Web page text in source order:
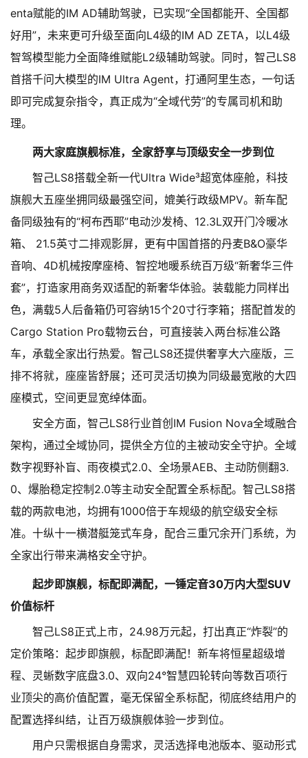
enta赋能的IM AD辅助驾驶，已实现“全国都能开、全国都
好用”，未来更可升级至面向L4级的IM AD ZETA，以L4级
智驾模型能力全面降维赋能L2级辅助驾驶。同时，智己LS8
首搭千问大模型的IM Ultra Agent，打通阿里生态，一句话
即可完成复杂指令，真正成为“全域代劳”的专属司机和助
理。
两大家庭旗舰标准，全家舒享与顶级安全一步到位
智己LS8搭载全新一代Ultra Wide³超宽体座舱，科技
旗舰大五座坐拥同级最强空间，媲美行政级MPV。新车配
备同级独有的“柯布西耶”电动沙发椅、12.3L双开门冷暖冰
箱、 21.5英寸二排观影屏，更有中国首搭的丹麦B&O豪华
音响、4D机械按摩座椅、智控地暖系统百万级“新奢华三件
套”，打造家用商务双适配的新奢华体验。装载能力同样出
色，满载5人后备箱仍可容纳15个20寸行李箱；搭配首发的
Cargo Station Pro载物云台，可直接装入两台标准公路
车，承载全家出行热爱。智己LS8还提供奢享大六座版，三
排不将就，座座皆舒展；还可灵活切换为同级最宽敞的大四
座模式，空间更显宽绰体面。
安全方面，智己LS8行业首创IM Fusion Nova全域融合
架构，通过全域协同，提供全方位的主被动安全守护。全域
数字视野补盲、雨夜模式2.0、全场景AEB、主动防侧翻3.
0、爆胎稳定控制2.0等主动安全配置全系标配。智己LS8搭
载的两款电池，均拥有1000倍于车规级的航空级安全标
准。十纵十一横潜艇笼式车身，配合三重冗余开门系统，为
全家出行带来满格安全守护。
起步即旗舰，标配即满配，一锤定音30万内大型SUV
价值标杆
智己LS8正式上市，24.98万元起，打出真正“炸裂”的
定价策略：起步即旗舰，标配即满配！新车将恒星超级增
程、灵蜥数字底盘3.0、双向24°智慧四轮转向等数百项行
业顶尖的高价值配置，毫无保留全系标配，彻底终结用户的
配置选择纠结，让百万级旗舰体验一步到位。
用户只需根据自身需求，灵活选择电池版本、驱动形式